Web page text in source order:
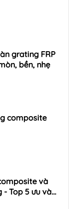
grating FRP
bền, nhẹ
composite
và
- Top 5 ưu và